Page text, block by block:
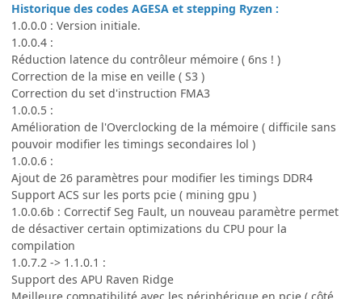
Historique des codes AGESA et stepping Ryzen :
1.0.0.0 : Version initiale.
1.0.0.4 :
Réduction latence du contrôleur mémoire ( 6ns ! )
Correction de la mise en veille ( S3 )
Correction du set d'instruction FMA3
1.0.0.5 :
Amélioration de l'Overclocking de la mémoire ( difficile sans
pouvoir modifier les timings secondaires lol )
1.0.0.6 :
Ajout de 26 paramètres pour modifier les timings DDR4
Support ACS sur les ports pcie ( mining gpu )
1.0.0.6b : Correctif Seg Fault, un nouveau paramètre permet
de désactiver certain optimizations du CPU pour la
compilation
1.0.7.2 -> 1.1.0.1 :
Support des APU Raven Ridge